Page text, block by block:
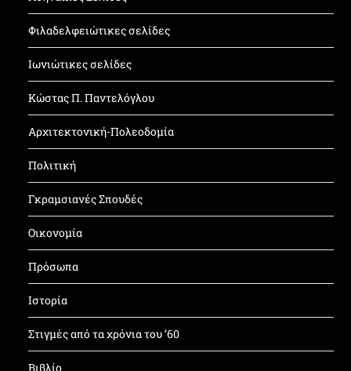
Φιλαδελφειώτικες σελίδες
Ιωνιώτικες σελίδες
Κώστας Π. Παντελόγλου
Αρχιτεκτονική-Πολεοδομία
Πολιτική
Γκραμσιανές Σπουδές
Οικονομία
Πρόσωπα
Ιστορία
Στιγμές από τα χρόνια του ’60
Βιβλίο